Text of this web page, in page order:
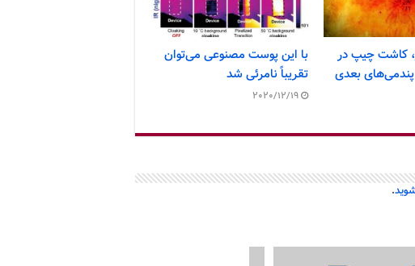
کاشت چیپ در
بعدی
با این پوست مصنوعی می‌توان
تقریباً نامرئی شد
2020/12/19
.